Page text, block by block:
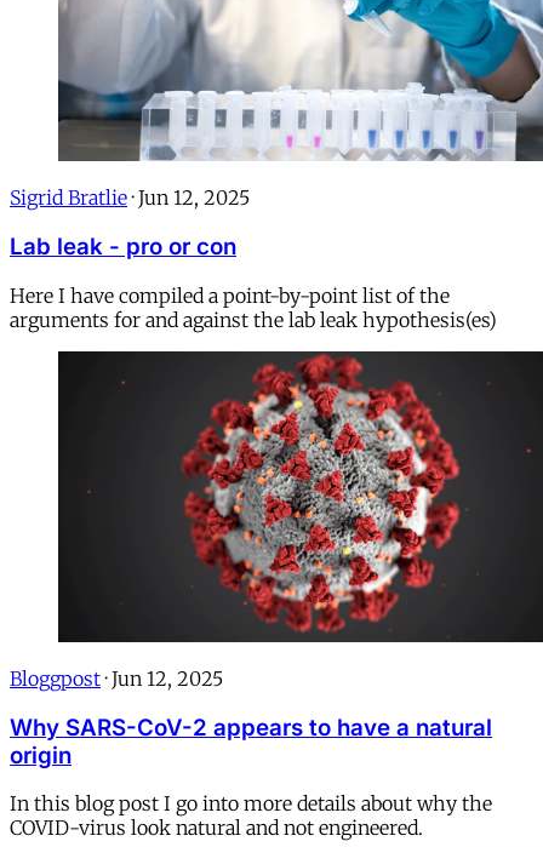
Sigrid Bratlie · Jun 12, 2025
Lab leak - pro or con
Here I have compiled a point-by-point list of the
arguments for and against the lab leak hypothesis(es)
Bloggpost · Jun 12, 2025
Why SARS-CoV-2 appears to have a natural
origin
In this blog post I go into more details about why the
COVID-virus look natural and not engineered.